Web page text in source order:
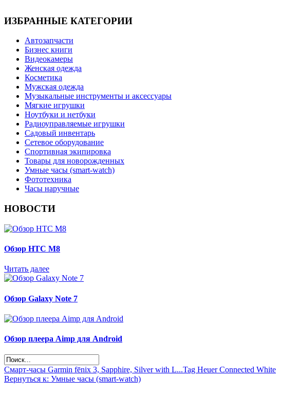
ИЗБРАННЫЕ КАТЕГОРИИ
Автозапчасти
Бизнес книги
Видеокамеры
Женская одежда
Косметика
Мужская одежда
Музыкальные инструменты и аксессуары
Мягкие игрушки
Ноутбуки и нетбуки
Радиоуправляемые игрушки
Садовый инвентарь
Сетевое оборудование
Спортивная экипировка
Товары для новорожденных
Умные часы (smart-watch)
Фототехника
Часы наручные
НОВОСТИ
Обзор НТС М8
Читать далее
Обзор Galaxy Note 7
Обзор плеера Aimp для Android
Смарт-часы Garmin fēnix 3, Sapphire, Silver with L...Tag Heuer Connected White
Вернуться к: Умные часы (smart-watch)